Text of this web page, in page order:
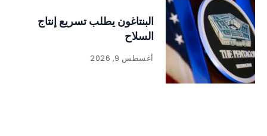
البنتاغون يطلب تسريع إنتاج
السلاح
أغسطس 9, 2026